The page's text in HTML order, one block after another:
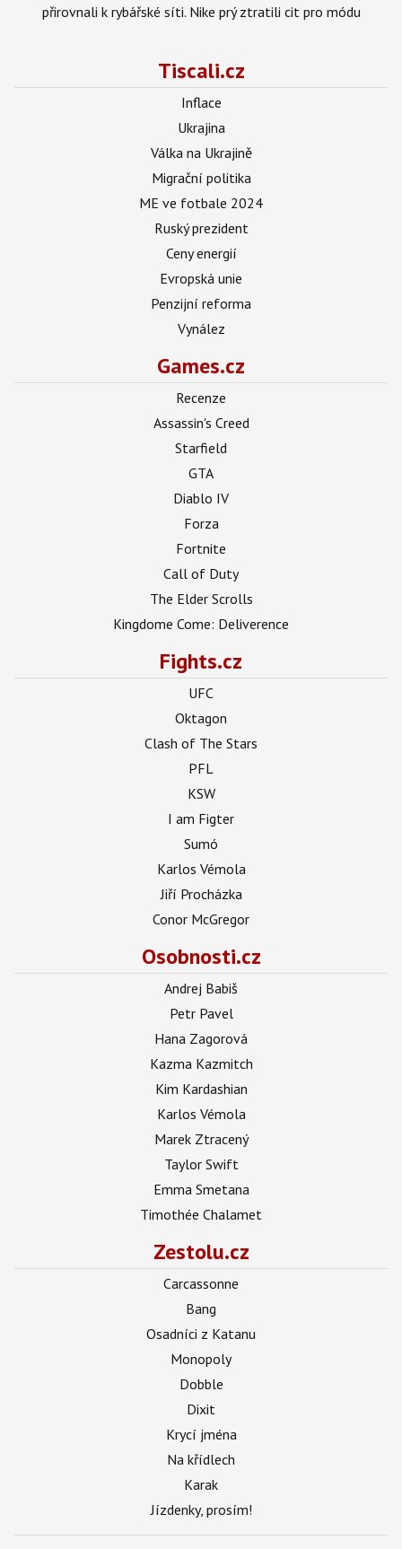
přirovnali k rybářské síti. Nike prý ztratili cit pro módu
Tiscali.cz
Inflace
Ukrajina
Válka na Ukrajině
Migrační politika
ME ve fotbale 2024
Ruský prezident
Ceny energií
Evropská unie
Penzijní reforma
Vynález
Games.cz
Recenze
Assassin's Creed
Starfield
GTA
Diablo IV
Forza
Fortnite
Call of Duty
The Elder Scrolls
Kingdome Come: Deliverence
Fights.cz
UFC
Oktagon
Clash of The Stars
PFL
KSW
I am Figter
Sumó
Karlos Vémola
Jiří Procházka
Conor McGregor
Osobnosti.cz
Andrej Babiš
Petr Pavel
Hana Zagorová
Kazma Kazmitch
Kim Kardashian
Karlos Vémola
Marek Ztracený
Taylor Swift
Emma Smetana
Timothée Chalamet
Zestolu.cz
Carcassonne
Bang
Osadníci z Katanu
Monopoly
Dobble
Dixit
Krycí jména
Na křídlech
Karak
Jízdenky, prosím!